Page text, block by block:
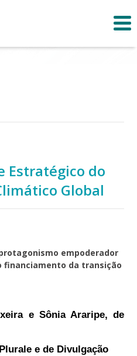
Estratégico do
Global
empoderador
financiamento da transição
e Sônia Araripe, de
e de Divulgação